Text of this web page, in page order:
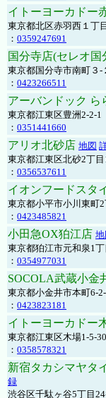
イトーヨーカドー
東京都北区赤羽西１丁
： 0359247691
国分寺店(セレオ国
東京都国分寺市南町３-
： 0423266511
アーバンドック ら
東京都江東区豊洲2-2-
： 0351441660
アリオ北砂店 地図
東京都江東区北砂2丁
： 0356537611
イオンフードスタ
東京都小平市小川東町
： 0423485821
小田急OX狛江店 地
東京都狛江市元和泉1
： 0354977031
SOCOLA武蔵小金
東京都小金井市本町6-
： 0423823181
イトーヨーカドー
東京都江東区木場1-5-
： 0358578321
新宿タカシマヤタ
録
渋谷区千駄ヶ谷5丁目